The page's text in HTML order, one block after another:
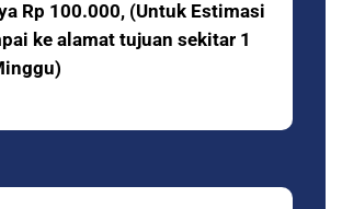
Rp 100.000, (Untuk Estimasi
ke alamat tujuan sekitar 1